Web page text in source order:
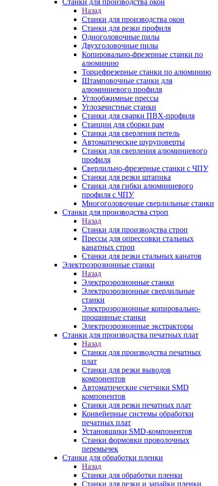
Станки для производства окон
Назад
Станки для производства окон
Станки для резки профиля
Одноголовочные пилы
Двухголовочные пилы
Копировально-фрезерные станки по
алюминию
Торцефрезерные станки по алюминию
Штамповочные станки для
алюминиевого профиля
Углообжимные прессы
Углозачистные станки
Станки для сварки ПВХ-профиля
Станции для сборки рам
Станки для сверления петель
Автоматические шуруповерты
Станки для сверления алюминиевого
профиля
Сверлильно-фрезерные станки с ЧПУ
Станки для резки штапика
Станки для гибки алюминиевого
профиля с ЧПУ
Многоголовочные сверлильные станки
Станки для производства строп
Назад
Станки для производства строп
Прессы для опрессовки стальных
канатных строп
Станки для резки стальных канатов
Электроэрозионные станки
Назад
Электроэрозионные станки
Электроэрозионные сверлильные
станки
Электроэрозионные копировально-
прошивные станки
Электроэрозионные экстракторы
Станки для производства печатных плат
Назад
Станки для производства печатных
плат
Станки для резки выводов
компонентов
Автоматические счетчики SMD
компонентов
Станки для резки печатных плат
Конвейерные системы обработки
печатных плат
Установщики SMD-компонентов
Станки формовки проволочных
перемычек
Станки для обработки пленки
Назад
Станки для обработки пленки
Станки для резки и запайки пленки